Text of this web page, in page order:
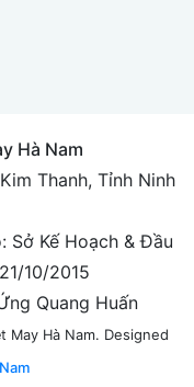
Hà Nam
Thanh, Tỉnh Ninh
Sở Kế Hoạch & Đầu
10/2015
Quang Huấn
May Hà Nam. Designed